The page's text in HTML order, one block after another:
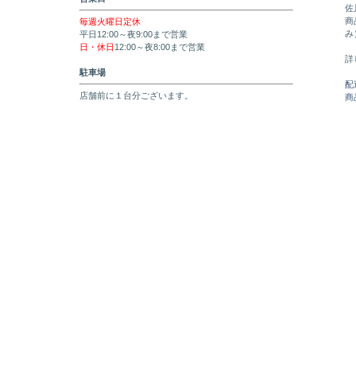
毎週火曜日定休
平日12:00～夜9:00まで営業
日・休日 12:00～夜8:00まで営業
駐車場
店舗前に１台分ございます。
佐
商
み
詳
配
商